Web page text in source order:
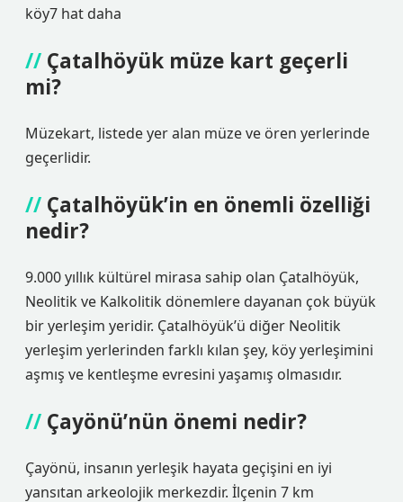
köy7 hat daha
Çatalhöyük müze kart geçerli
mi?
Müzekart, listede yer alan müze ve ören yerlerinde
geçerlidir.
Çatalhöyük’in en önemli özelliği
nedir?
9.000 yıllık kültürel mirasa sahip olan Çatalhöyük,
Neolitik ve Kalkolitik dönemlere dayanan çok büyük
bir yerleşim yeridir. Çatalhöyük’ü diğer Neolitik
yerleşim yerlerinden farklı kılan şey, köy yerleşimini
aşmış ve kentleşme evresini yaşamış olmasıdır.
Çayönü’nün önemi nedir?
Çayönü, insanın yerleşik hayata geçişini en iyi
yansıtan arkeolojik merkezdir. İlçenin 7 km